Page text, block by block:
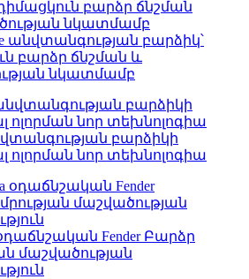
անվտանգության բարձիկ՝
բարձր ճնշման և
նկատմամբ
բարձիկի
ոլորման նոր տեխնոլոգիա
օդաճնշական Fender Բարձր
մաշվածության